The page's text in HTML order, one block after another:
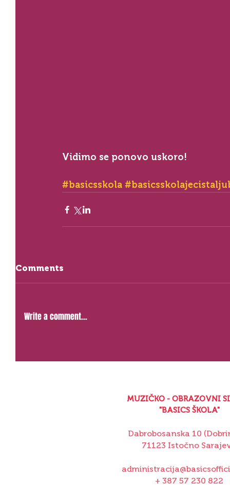
Vidimo se ponovo uskoro!⁣
#basicsskola
Comments
Write a comment...
MUZIČKO - OBRAZOVNI
"BASICS ŠKOLA"
Dabrobosanska 10
71123 Istočno
+ 387 57 230 822